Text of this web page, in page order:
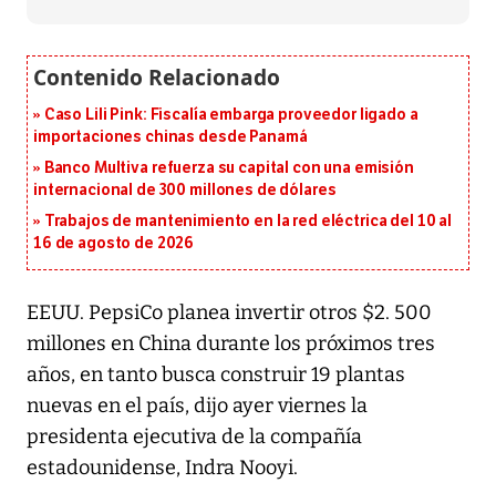
Caso Lili Pink: Fiscalía embarga proveedor ligado a
importaciones chinas desde Panamá
Banco Multiva refuerza su capital con una emisión
internacional de 300 millones de dólares
Trabajos de mantenimiento en la red eléctrica del 10 al
16 de agosto de 2026
EEUU. PepsiCo planea invertir otros $2. 500
millones en China durante los próximos tres
años, en tanto busca construir 19 plantas
nuevas en el país, dijo ayer viernes la
presidenta ejecutiva de la compañía
estadounidense, Indra Nooyi.